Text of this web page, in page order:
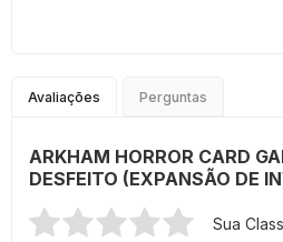
Avaliações Perguntas
ARKHAM HORROR CARD
DESFEITO (EXPANSÃO DE
Sua